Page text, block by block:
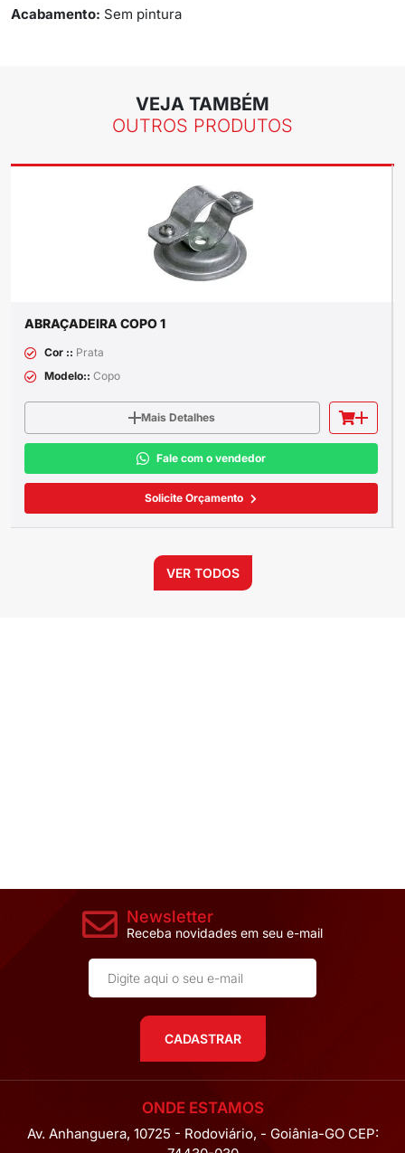
Acabamento: Sem pintura
VEJA TAMBÉM
OUTROS PRODUTOS
ABRAÇADEIRA COPO 1
Cor :: Prata
Modelo:: Copo
Mais Detalhes
Fale com o vendedor
Solicite Orçamento
VER TODOS
Newsletter
Receba novidades em seu e-mail
CADASTRAR
ONDE ESTAMOS
Av. Anhanguera, 10725 - Rodoviário, - Goiânia-GO CEP: